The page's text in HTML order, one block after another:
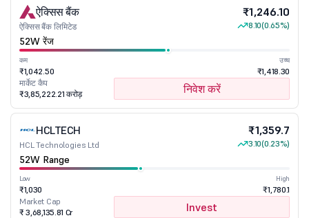
ऐक्सिस बैंक
ऐक्सिस बैंक लिमिटेड
₹1,246.10
8.10(0.65%)
52W रेंज
कम
₹1,042.50
उच्च
₹1,418.30
मार्केट कैप
₹3,85,222.21 करोड़
निवेश करें
HCLTECH
HCL Technologies Ltd
₹1,359.7
3.10(0.23%)
52W Range
Low
₹1,030
High
₹1,780.1
Market Cap
₹ 3,68,135.81 Cr
Invest